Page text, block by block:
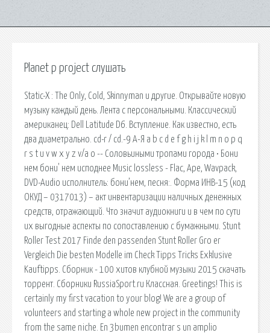
Planet p project слушать
Static-X : The Only, Cold, Skinnyman и другие. Открывайте новую
музыку каждый день. Лента с персональными. Классический
американец: Dell Latitude D6. Вступление. Как известно, есть
два диаметрально. cd-r / cd.-9 А-Я a b c d e f g h i j k l m n o p q
r s t u v w x y z v/a o -- Соловьиными тропами города • Бони
нем бони' нем исподнее Music lossless - Flac, Ape, Wavpack,
DVD-Audio исполнитель: бони’нем, песня:. Форма ИНВ-15 (код
ОКУД – 0317013) – акт инвентаризации наличных денежных
средств, отражающий. Что значит аудиокниги и в чем по сути
их выгодные аспекты по сопоставлению с бумажными. Stunt
Roller Test 2017 Finde den passenden Stunt Roller Gro er
Vergleich Die besten Modelle im Check Tipps Tricks Exklusive
Kauftipps. Сборник - 100 хитов клубной музыки 2015 скачать
торрент. Сборники RussiaSport.ru Классная. Greetings! This is
certainly my first vacation to your blog! We are a group of
volunteers and starting a whole new project in the community
from the same niche. En 3bumen encontrar s un amplio